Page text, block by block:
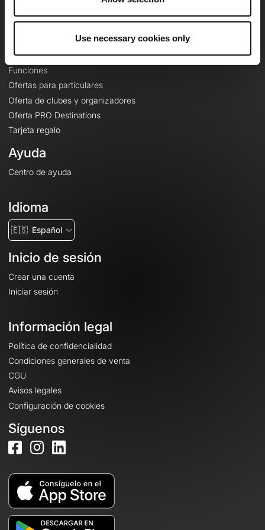
Use necessary cookies only
Le Mag'
Mapas base topográficos
Funciones
Ofertas para particulares
Oferta de clubes y organizadores
Oferta PRO Destinations
Tarjeta regalo
Ayuda
Centro de ayuda
Idioma
🇪🇸 Español
Inicio de sesión
Crear una cuenta
Iniciar sesión
Información legal
Política de confidencialidad
Condiciones generales de venta
CGU
Avisos legales
Configuración de cookies
Síguenos